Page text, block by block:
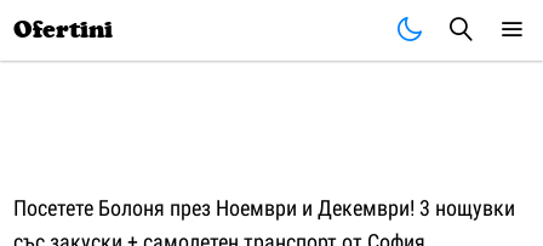
Ofertini
Посетете Болоня през Ноември и Декември! 3 нощувки